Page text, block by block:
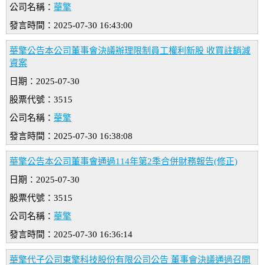
公司名稱： 華擎
發言時間：2025-07-30 16:43:00
華擎公告本公司董事會決議辦理限制員工權利新股 收買註銷減
資案
日期：2025-07-30
股票代號：3515
公司名稱： 華擎
發言時間：2025-07-30 16:38:08
華擎公告本公司董事會通過114年第2季合併財務報告(修正)
日期：2025-07-30
股票代號：3515
公司名稱： 華擎
發言時間：2025-07-30 16:36:14
華擎代子公司東擎科技股份有限公司公告 董事會決議通過召開